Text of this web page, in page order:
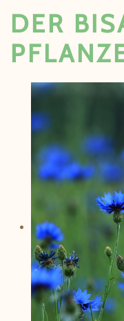
DER